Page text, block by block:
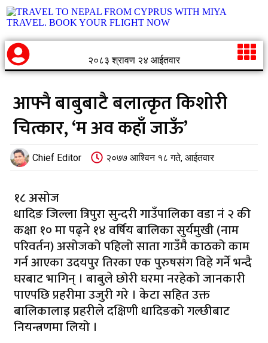
२०८३ श्रावण २४ आईतवार
आफ्नै बाबुबाटै बलात्कृत किशोरी
चित्कार, ‘म अव कहाँ जाऊँ’
Chief Editor २०७७ आश्विन १८ गते, आईतवार
१८ असोज
धादिङ जिल्ला त्रिपुरा सुन्दरी गाउँपालिका वडा नं २ की
कक्षा १० मा पढ्ने १४ वर्षिय बालिका सुर्यमुखी (नाम
परिवर्तन) असोजको पहिलो साता गाउँमै काठको काम
गर्न आएका उदयपुर तिरका एक पुरुषसंग विहे गर्ने भन्दै
घरबाट भागिन् । बाबुले छोरी घरमा नरहेको जानकारी
पाएपछि प्रहरीमा उजुरी गरे । केटा सहित उक्त
बालिकालाइ प्रहरीले दक्षिणी धादिङको गल्छीबाट
नियन्त्रणमा लियो ।